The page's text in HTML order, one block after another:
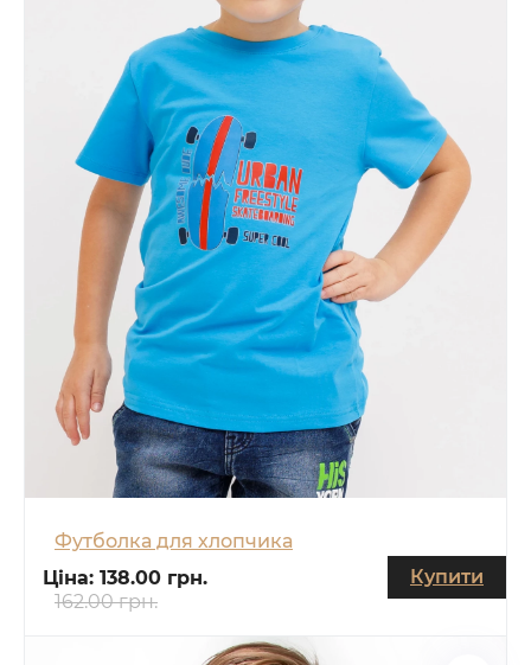
Футболка для хлопчика
Ціна: 138.00 грн.
162.00 грн.
Купити